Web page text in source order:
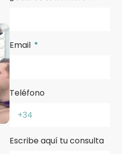
Email
Teléfono
Escribe aquí tu consulta